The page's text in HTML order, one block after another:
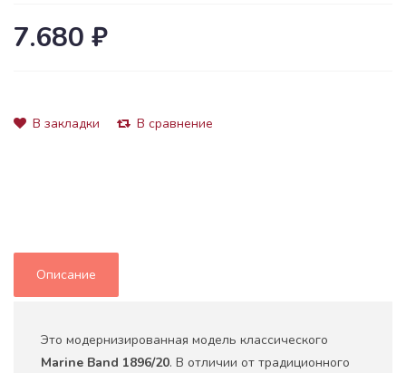
7.680 ₽
В закладки В сравнение
Описание
Это модернизированная модель классического
Marine Band 1896/20. В отличии от традиционного